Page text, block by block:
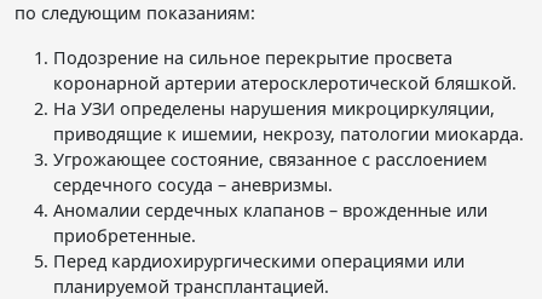
по следующим показаниям:
Подозрение на сильное перекрытие просвета
коронарной артерии атеросклеротической бляшкой.
На УЗИ определены нарушения микроциркуляции,
приводящие к ишемии, некрозу, патологии миокарда.
Угрожающее состояние, связанное с расслоением
сердечного сосуда – аневризмы.
Аномалии сердечных клапанов – врожденные или
приобретенные.
Перед кардиохирургическими операциями или
планируемой трансплантацией.